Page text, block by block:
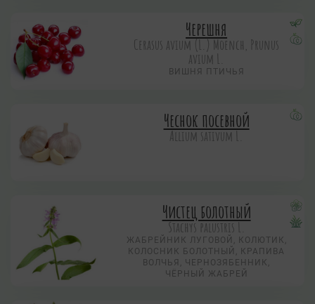
Черешня
Cerasus avium (L.) Moench, Prunus
avium L.
ВИШНЯ ПТИЧЬЯ
Чеснок посевной
Allium sativum L.
Чистец болотный
Stachys palustris L.
ЖАБРЕЙНИК ЛУГОВОЙ, КОЛЮТИК,
КОЛОСНИК БОЛОТНЫЙ, КРАПИВА
ВОЛЧЬЯ, ЧЕРНОЗЯБЕННИК,
ЧЁРНЫЙ ЖАБРЕЙ